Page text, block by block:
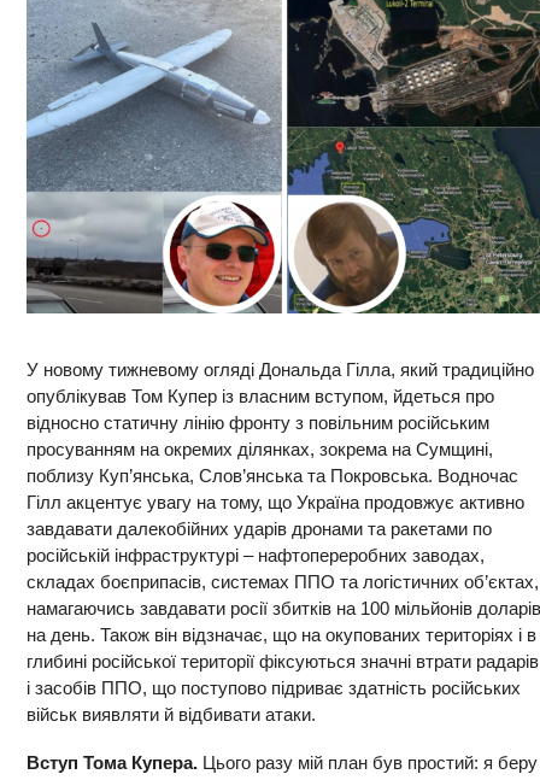
У новому тижневому огляді Дональда Гілла, який традиційно
опублікував Том Купер із власним вступом, йдеться про
відносно статичну лінію фронту з повільним російським
просуванням на окремих ділянках, зокрема на Сумщині,
поблизу Куп’янська, Слов’янська та Покровська. Водночас
Гілл акцентує увагу на тому, що Україна продовжує активно
завдавати далекобійних ударів дронами та ракетами по
російській інфраструктурі – нафтопереробних заводах,
складах боєприпасів, системах ППО та логістичних об’єктах,
намагаючись завдавати росії збитків на 100 мільйонів доларів
на день. Також він відзначає, що на окупованих територіях і в
глибині російської території фіксуються значні втрати радарів
і засобів ППО, що поступово підриває здатність російських
військ виявляти й відбивати атаки.
Вступ Тома Купера. Цього разу мій план був простий: я беру